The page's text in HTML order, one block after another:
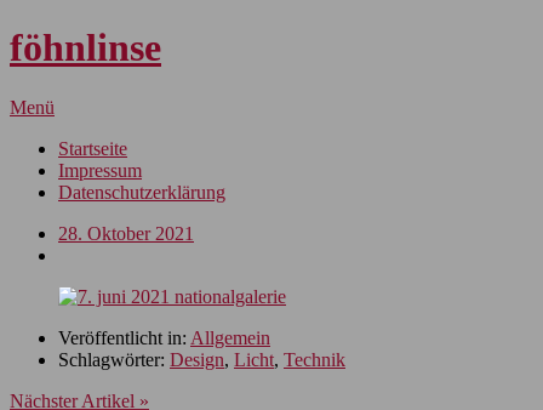
föhnlinse
Menü
Startseite
Impressum
Datenschutzerklärung
28. Oktober 2021
Veröffentlicht in: Allgemein
Schlagwörter: Design, Licht, Technik
Nächster Artikel »